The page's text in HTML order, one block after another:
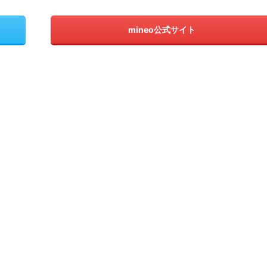
mineo公式サイト